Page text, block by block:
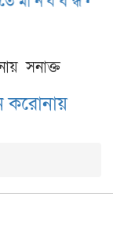
সনাক্ত
করোনায়